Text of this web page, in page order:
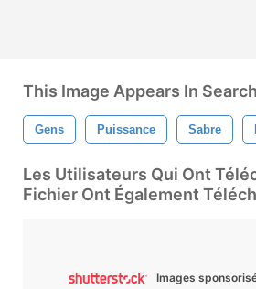
This Image Appears In
Gens Puissance Sabre
Les Utilisateurs Qui Ont
Fichier Ont Également
Images